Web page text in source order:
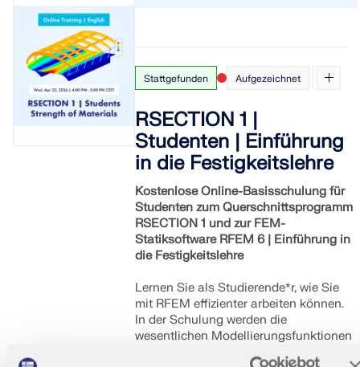
Stattgefunden Aufgezeichnet
RSECTION 1 |
Studenten | Einführung
in die Festigkeitslehre
Kostenlose Online-Basisschulung für
Studenten zum Querschnittsprogramm
RSECTION 1 und zur FEM-
Statiksoftware RFEM 6 | Einführung in
die Festigkeitslehre
Lernen Sie als Studierende*r, wie Sie
mit RFEM effizienter arbeiten können.
In der Schulung werden die
wesentlichen Modellierungsfunktionen
und Arbeitsabläufe anhand praktischer